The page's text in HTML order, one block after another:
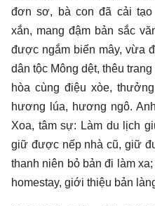
đơn sơ, bà con đã cải tạo
xắn, mang đậm bản sắc
được ngắm biển mây, vừa
dân tộc Mông dệt, thêu
hòa cùng điệu xòe,
hương lúa, hương ngô.
Xoa, tâm sự: Làm du lịch
giữ được nếp nhà cũ, giữ
thanh niên bỏ bản đi làm
homestay, giới thiệu bản